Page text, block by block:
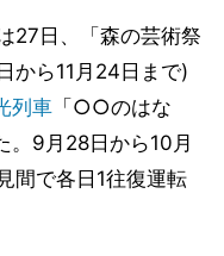
27日、「森の芸術祭
から11月24日まで)
列車 「○○のはな
。9月28日から10月
間で各日1往復運転